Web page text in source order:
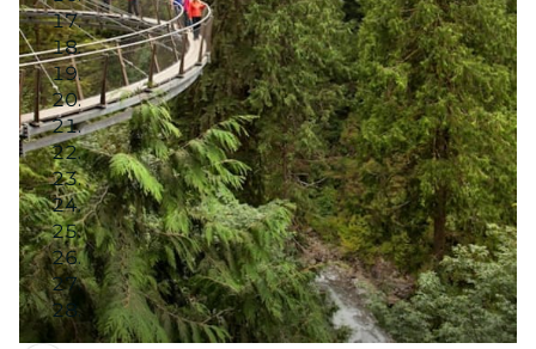
Image 1
Image 2
Image 3
Image 4
Image 5